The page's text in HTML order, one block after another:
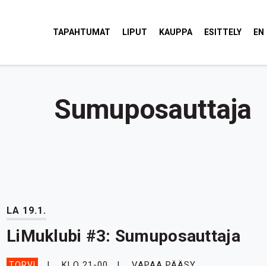
TAPAHTUMAT LIPUT KAUPPA ESITTELY EN
Sumuposauttaja
LA 19.1.
LiMuklubi #3: Sumuposauttaja